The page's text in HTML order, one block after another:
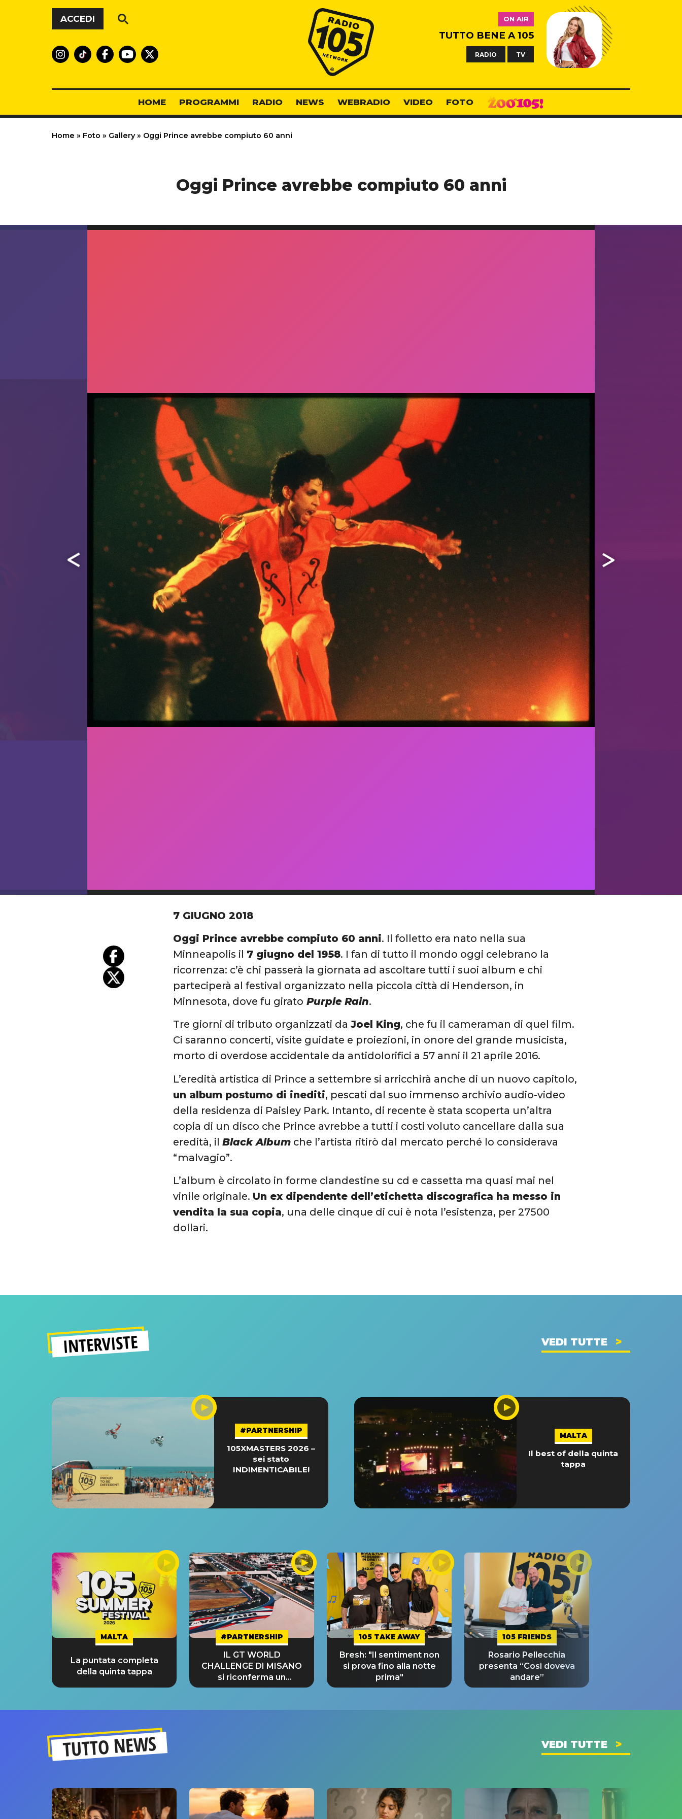
Vai al contenuto
ACCEDI
Radio 105
ON AIR
TUTTO BENE A 105
RADIO TV
HOME PROGRAMMI RADIO NEWS WEBRADIO VIDEO FOTO
Home » Foto » Gallery » Oggi Prince avrebbe compiuto 60 anni
Oggi Prince avrebbe compiuto 60 anni
7 GIUGNO 2018
Oggi Prince avrebbe compiuto 60 anni. Il folletto era nato nella sua
Minneapolis il 7 giugno del 1958. I fan di tutto il mondo oggi celebrano la
ricorrenza: c’è chi passerà la giornata ad ascoltare tutti i suoi album e chi
parteciperà al festival organizzato nella piccola città di Henderson, in
Minnesota, dove fu girato Purple Rain.
Tre giorni di tributo organizzati daJoel King, che fu il cameraman di quel film.
Ci saranno concerti, visite guidate e proiezioni, in onore del grande musicista,
morto di overdose accidentale da antidolorifici a 57 anni il 21 aprile 2016.
L’eredità artistica di Prince a settembre si arricchirà anche di un nuovo capitolo,
un album postumo di inediti, pescati dal suo immenso archivio audio-video
della residenza di Paisley Park. Intanto, di recente è stata scoperta un’altra
copia di un disco che Prince avrebbe a tutti i costi voluto cancellare dalla sua
eredità, ilBlack Album che l’artista ritirò dal mercato perché lo considerava
“malvagio”.
L’album è circolato in forme clandestine su cd e cassetta ma quasi mai nel
vinile originale. Un ex dipendente dell’etichetta discografica ha messo in
vendita la sua copia, una delle cinque di cui è nota l’esistenza, per 27500
dollari.
INTERVISTE VEDI TUTTE
#PARTNERSHIP
105XMASTERS 2026 –
sei stato
INDIMENTICABILE!
MALTA
Il best of della quinta
tappa
MALTA
La puntata completa
della quinta tappa
#PARTNERSHIP
IL GT WORLD
CHALLENGE DI MISANO
si riconferma un
GRANDE SUCCESSO!
105 TAKE AWAY
Bresh: "Il sentiment non
si prova fino alla notte
prima"
105 FRIENDS
Rosario Pellecchia
presenta “Così doveva
andare”
TUTTO NEWS VEDI TUTTE